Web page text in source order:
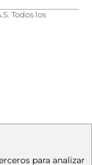
Todos los
para analizar